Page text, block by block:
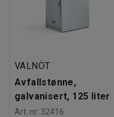
VALNÖT
Avfallstønne,
galvanisert, 125 liter
Art. nr: 32416